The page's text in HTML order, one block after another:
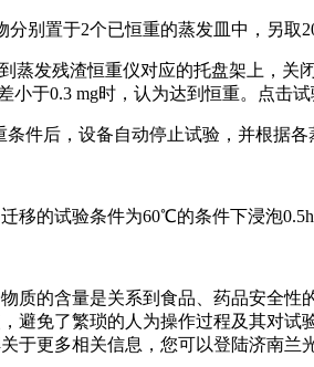
别置于2个已恒重的蒸发皿中，另取
蒸发残渣恒重仪对应的托盘架上，
于0.3 mg时，认为达到恒重。点击试
件后，设备自动停止试验，并根据
的试验条件为60℃的条件下浸泡
质的含量是关系到食品、药品安全
避免了繁琐的人为操作过程及其对
于更多相关信息，您可以登陆济南